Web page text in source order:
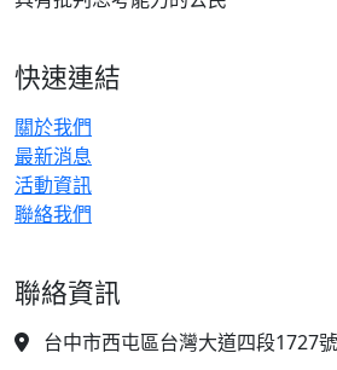
快速連結
關於我們
最新消息
活動資訊
聯絡我們
聯絡資訊
台中市西屯區台灣大道四段1727